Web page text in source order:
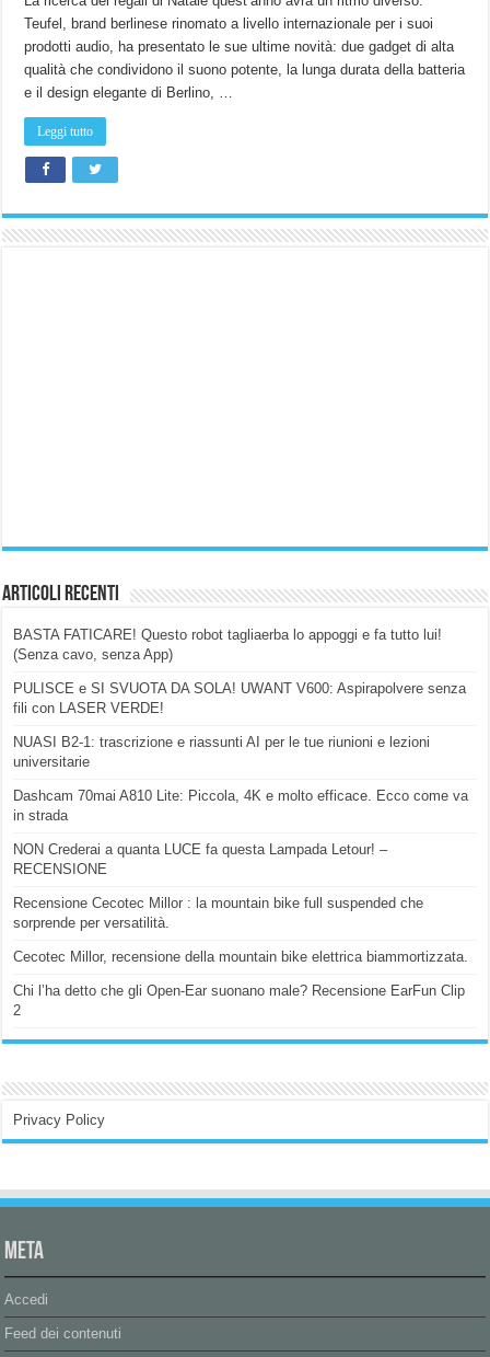
le
nuoce
REAL
BLUE
e
Teufel, brand berlinese rinomato a livello internazionale per i suoi
prodotti audio, ha presentato le sue ultime novità: due gadget di alta
qualità che condividono il suono potente, la lunga durata della batteria
e il design elegante di Berlino, …
Leggi tutto
Articoli Recenti
BASTA FATICARE! Questo robot tagliaerba lo appoggi e fa tutto lui!
(Senza cavo, senza App)
PULISCE e SI SVUOTA DA SOLA! UWANT V600: Aspirapolvere senza
fili con LASER VERDE!
NUASI B2-1: trascrizione e riassunti AI per le tue riunioni e lezioni
universitarie
Dashcam 70mai A810 Lite: Piccola, 4K e molto efficace. Ecco come va
in strada
NON Crederai a quanta LUCE fa questa Lampada Letour! –
RECENSIONE
Recensione Cecotec Millor : la mountain bike full suspended che
sorprende per versatilità.
Cecotec Millor, recensione della mountain bike elettrica biammortizzata.
Chi l’ha detto che gli Open-Ear suonano male? Recensione EarFun Clip
2
Privacy Policy
Meta
Accedi
Feed dei contenuti